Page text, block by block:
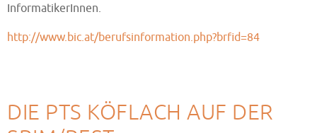
InformatikerInnen.
http://www.bic.at/berufsinformation.php?brfid=84
DIE PTS KÖFLACH AUF DER